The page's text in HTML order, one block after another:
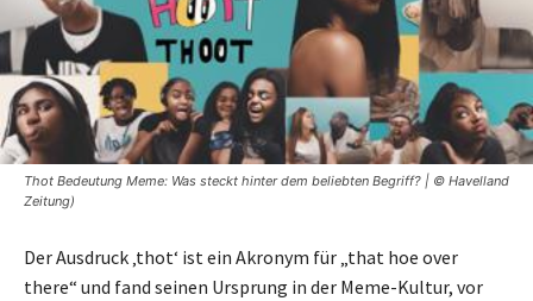
Thot Bedeutung Meme: Was steckt hinter dem beliebten Begriff? | © Havelland
Zeitung)
Der Ausdruck ‚thot‘ ist ein Akronym für „that hoe over
there“ und fand seinen Ursprung in der Meme-Kultur, vor